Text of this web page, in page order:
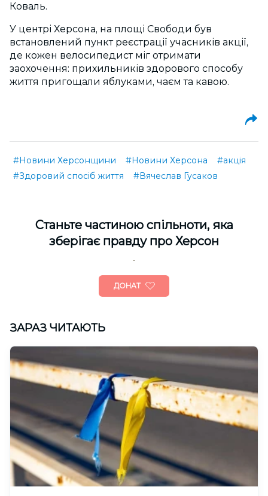
Коваль.
У центрі Херсона, на площі Свободи був
встановлений пункт реєстрації учасників акції,
де кожен велосипедист міг отримати
заохочення: прихильників здорового способу
життя пригощали яблуками, чаєм та кавою.
#Новини Херсонщини #Новини Херсона
#акція
#Здоровий спосіб життя
#Вячеслав Гусаков
Cтаньте частиною спільноти, яка
зберігає правду про Херсон
ДОНАТ
ЗАРАЗ ЧИТАЮТЬ